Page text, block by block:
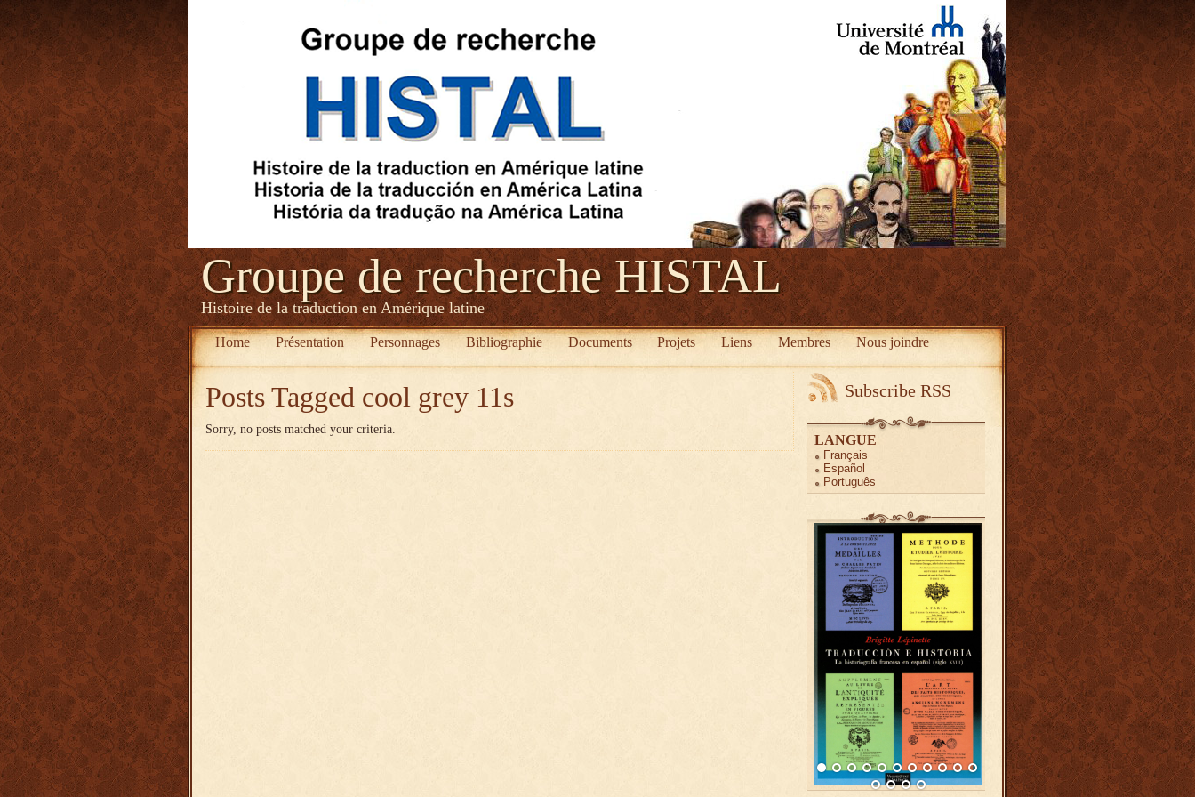
Groupe de recherche HISTAL
Histoire de la traduction en Amérique latine
Home Présentation Personnages Bibliographie Documents Projets Liens Membres Nous joindre
Posts Tagged cool grey 11s
Sorry, no posts matched your criteria.
Subscribe RSS
LANGUE
Français
Español
Português